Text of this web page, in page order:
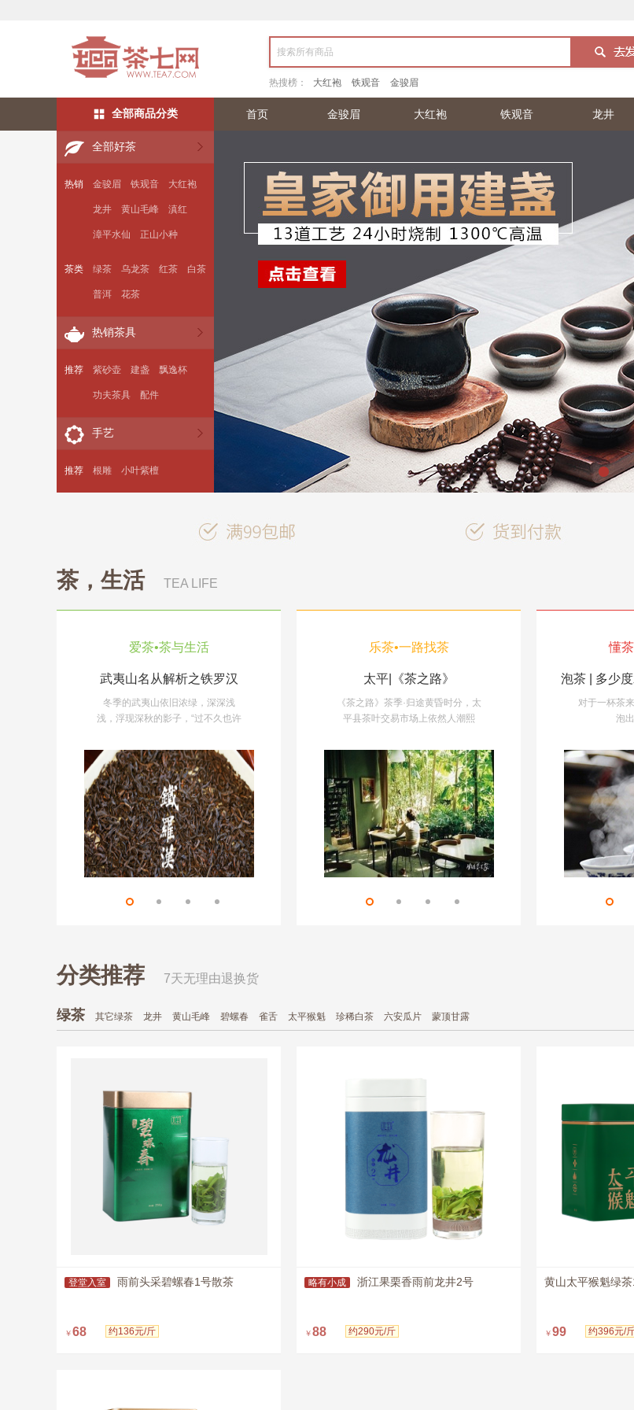
热搜榜： 大红袍 铁观音 金骏眉
 全部商品分类
全部好茶
热销 金骏眉 铁观音 大红袍
龙井 黄山毛峰 滇红
漳平水仙 正山小种
茶类 绿茶 乌龙茶 红茶 白茶
普洱 花茶
热销茶具
推荐 紫砂壶 建盏 飘逸杯
功夫茶具 配件
手艺
推荐 根雕 小叶紫檀
首页 金骏眉 大红袍 铁观音 龙井
茶，生活 TEA LIFE
爱茶•茶与生活
武夷山名从解析之铁罗汉
冬季的武夷山依旧浓绿，深深浅
浅，浮现深秋的影子，“过不久也许
美文 | 秋之茶韵，飨宴。
做完最后一个紫色冰皮月饼，艳丽
如同玫瑰。其他摆在磁碟里的月
如翠，美得有点不沾烟火气，这些
都是凭借不同食材的天然色彩而
来。把它们放在冰箱冷藏，中秋的
茶聚就由此自然而然地开始了。
在这里，修习日本
七年的黄秀玉教授正
小笠原流煎茶道已
始，翟秀明入茶室坐
说，欢迎大家进入
世界。"
乐茶•一路找茶
太平|《茶之路》
《茶之路》茶季·归途黄昏时分，太
平县茶叶交易市场上依然人潮熙
着满麻袋刚刚做好的猴魁，聚拢到
这里，期待着茶商们能出个好价
钱。62岁的猴坑茶农叶有朋，却根
本不需要去县城的茶叶市场。从来
都是茶商不远千里翻山越岭前往猴
坑村，寻找传说中最好…
小七说茶：换
懂
泡茶 | 多少
对于一杯茶
泡
分类推荐 7天无理由退换货
绿茶 其它绿茶 龙井 黄山毛峰 碧螺春 雀舌 太平猴魁 珍稀白茶 六安瓜片 蒙顶甘露
登堂入室 雨前头采碧螺春1号散茶
￥68 约136元/斤
略有小成 浙江果栗香雨前龙井2号
￥88 约290元/斤
黄山太平猴魁绿
￥99 约396元/